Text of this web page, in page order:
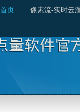
首页 像素流-实时云